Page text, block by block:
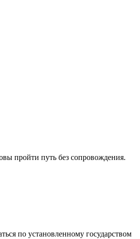
пройти путь без сопровождения.
по установленному государством